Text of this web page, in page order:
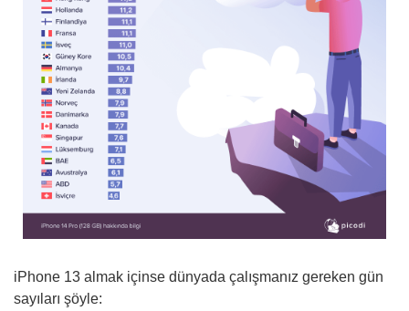
iPhone 13 almak içinse dünyada çalışmanız gereken gün
sayıları şöyle: